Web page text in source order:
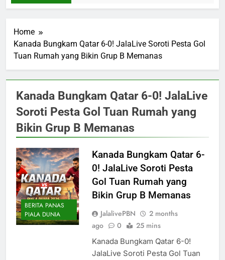
Home
Kanada Bungkam Qatar 6-0! JalaLive Soroti Pesta Gol
Tuan Rumah yang Bikin Grup B Memanas
Kanada Bungkam Qatar 6-0! JalaLive
Soroti Pesta Gol Tuan Rumah yang
Bikin Grup B Memanas
BERITA PANAS
PIALA DUNIA
Kanada Bungkam Qatar 6-
0! JalaLive Soroti Pesta
Gol Tuan Rumah yang
Bikin Grup B Memanas
JalalivePBN
2 months
ago
0 25 mins
Kanada Bungkam Qatar 6-0!
JalaLive Soroti Pesta Gol Tuan